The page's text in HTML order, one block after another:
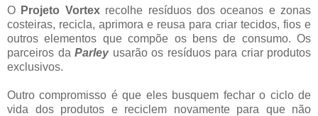
O Projeto Vortexrecolhe resíduos dos oceanos e zonas
costeiras, recicla, aprimora e reusa para criar tecidos, fios e
outros elementos que compõe os bens de consumo. Os
parceiros da Parleyusarão os resíduos para criar produtos
exclusivos.
Outro compromisso é que eles busquem fechar o ciclo de
vida dos produtos e reciclem novamente para que não